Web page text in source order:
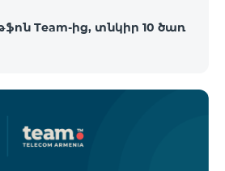
Team-ից, տնկիր 10 ծառ